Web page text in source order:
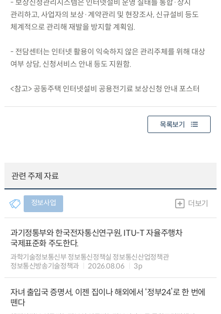
- 보상신청관리시스템은 인터넷설비 운영 실태를 통합·상시
관리하고, 사업자의 보상·계약관리 및 현장조사, 신규설비 등도
체계적으로 관리해 재발을 방지할 계획임.
- 전담센터는 인터넷 활용이 익숙하지 않은 관리주체를 위해 대상
여부 상담, 신청서비스 안내 등도 지원함.
<참고> 공동주택 인터넷설비 공용전기료 보상신청 안내 포스터
목록보기
관련 주제 자료
정보사업 더보기
과기정통부와 한국전자통신연구원, ITU-T 자율주행차
국제표준화 주도한다.
과학기술정보통신부 정보통신정책실 정보통신산업정책관
정보통신방송기술정책과
2026.08.06 3p
자녀 출입국 증명서, 이젠 집이나 해외에서 ‘정부24’로 한 번에
뗀다